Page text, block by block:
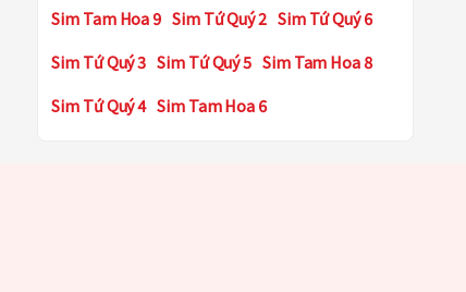
Sim Tam Hoa 9 Sim Tứ Quý 2 Sim Tứ Quý 6
Sim Tứ Quý 3 Sim Tứ Quý 5 Sim Tam Hoa 8
Sim Tứ Quý 4 Sim Tam Hoa 6